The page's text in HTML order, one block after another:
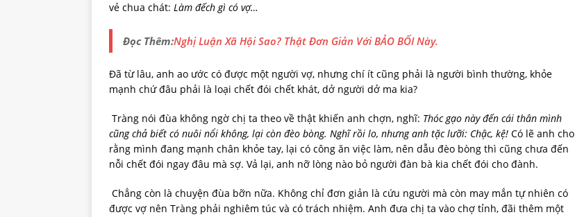
vẻ chua chát: Làm đếch gì có vợ…
Đọc Thêm:Nghị Luận Xã Hội Sao? Thật Đơn Giản Với BẢO BỐI Này.
Đã từ lâu, anh ao ước có được một người vợ, nhưng chí ít cũng phải là người bình thường, khỏe
mạnh chứ đâu phải là loại chết đói chết khát, dở người dở ma kia?
Tràng nói đùa không ngờ chị ta theo về thật khiến anh chợn, nghĩ: Thóc gạo này đến cái thân mình
cũng chả biết có nuôi nổi không, lại còn đèo bòng. Nghĩ rồi lo, nhưng anh tặc lưỡi: Chậc, kệ! Có lẽ anh cho
rằng mình đang mạnh chân khỏe tay, lại có công ăn việc làm, nên dẫu đèo bòng thì cũng chưa đến
nỗi chết đói ngay đâu mà sợ. Vả lại, anh nỡ lòng nào bỏ người đàn bà kia chết đói cho đành.
Chẳng còn là chuyện đùa bỡn nữa. Không chỉ đơn giản là cứu người mà còn may mắn tự nhiên có
được vợ nên Tràng phải nghiêm túc và có trách nhiệm. Anh đưa chị ta vào chợ tỉnh, đãi thêm một